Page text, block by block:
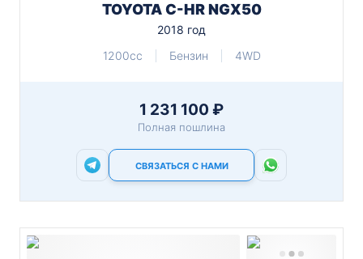
TOYOTA C-HR NGX50
2018 год
1200cc
Бензин 4WD
1 231 100 ₽
Полная пошлина
СВЯЗАТЬСЯ С НАМИ